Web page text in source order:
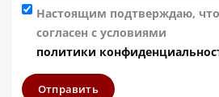
Настоящим подтверждаю,
согласен с условиями
политики
Отправить